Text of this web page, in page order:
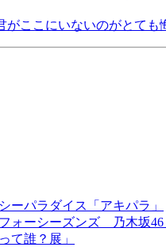
ここにいないのがとても
ーパラダイス「アキパラ」
ォーシーズンズ 乃木坂46
て誰？展」